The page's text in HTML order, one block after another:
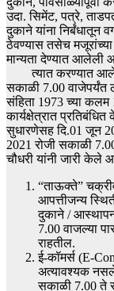
उदा. सिमेंट, पत्रे,
दुकाने यांना
ठेवण्यास तसेच मजूरांच्या
मान्यता देण्यात आलेली
त्यात करण्यात
सकाळी 7.00
संहिता 1973 च्या कलम
कार्यक्षेत्रात
सुधारणेसह दि.01 जून
2021 रोजी सकाळी
चौधरी यांनी जारी केले
“ताऊक्ते”
आपत्तीजन्य
दुकाने /
7.00 वाजल्या
राहतील.
ई-कॉमर्स (E-
अत्यावश्यक
सकाळी 7.00 ते